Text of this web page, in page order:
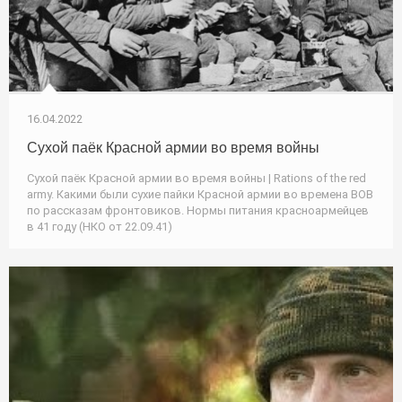
16.04.2022
Сухой паёк Красной армии во время войны
Сухой паёк Красной армии во время войны | Rations of the red
army. Какими были сухие пайки Красной армии во времена ВОВ
по рассказам фронтовиков. Нормы питания красноармейцев
в 41 году (НКО от 22.09.41)